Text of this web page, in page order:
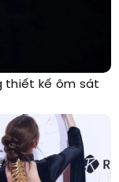
thiết kế ôm sát